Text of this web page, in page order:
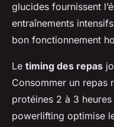
glucides fournissent
entraînements
bon fonctionnement
Le timing des repas
Consommer un repas
protéines 2 à 3 heures
powerlifting optimise